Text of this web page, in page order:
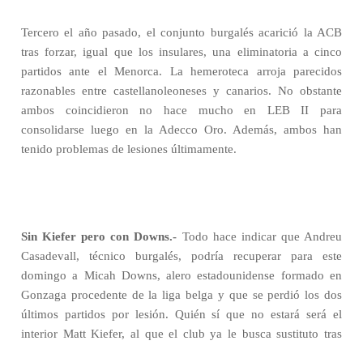
Tercero el año pasado, el conjunto burgalés acarició la ACB
tras forzar, igual que los insulares, una eliminatoria a cinco
partidos ante el Menorca. La hemeroteca arroja parecidos
razonables entre castellanoleoneses y canarios. No obstante
ambos coincidieron no hace mucho en LEB II para
consolidarse luego en la Adecco Oro. Además, ambos han
tenido problemas de lesiones últimamente.
Sin Kiefer pero con Downs.- Todo hace indicar que Andreu
Casadevall, técnico burgalés, podría recuperar para este
domingo a Micah Downs, alero estadounidense formado en
Gonzaga procedente de la liga belga y que se perdió los dos
últimos partidos por lesión. Quién sí que no estará será el
interior Matt Kiefer, al que el club ya le busca sustituto tras